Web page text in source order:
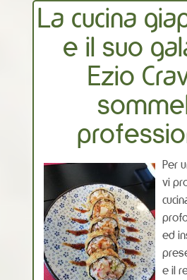
La cucina
e il suo
Ezio
Per
vi
ed
e il